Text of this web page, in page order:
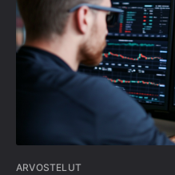
ARVOSTELUT